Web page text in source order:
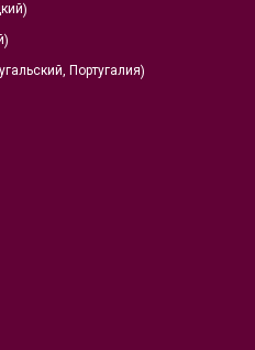
)
)
Португалия)